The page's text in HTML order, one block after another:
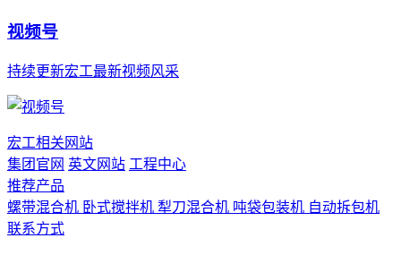
视频号
持续更新宏工最新视频风采
宏工相关网站
集团官网 英文网站 工程中心
推荐产品
螺带混合机 卧式搅拌机 犁刀混合机 吨袋包装机 自动拆包机
联系方式